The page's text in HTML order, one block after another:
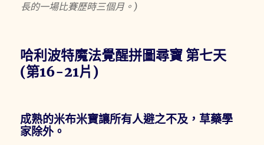
長的一場比賽歷時三個月。)
哈利波特魔法覺醒拼圖尋寶 第七天
(第16-21片)
成熟的米布米寶讓所有人避之不及，草藥學
家除外。